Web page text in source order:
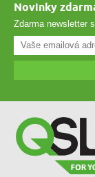
Novinky
Zdarma newsletter